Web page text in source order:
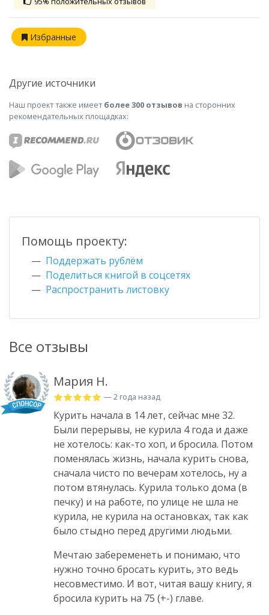
Все отзывы
Мария Н.
— 2 года назад
Курить начала в 14 лет, сейчас мне 32.
Были перерывы, не курила 4 года и даже
не хотелось: как-то хоп, и бросила. Потом
поменялась жизнь, начала курить снова,
сначала чисто по вечерам хотелось, ну а
потом втянулась. Курила только дома (в
печку) и на работе, по улице не шла не
курила, не курила на остановках, так как
было стыдно перед другими людьми.
Мечтаю забеременеть и понимаю, что
нужно точно бросать курить, это ведь
несовместимо. И вот, читая вашу книгу, я
бросила курить на 75 (+-) главе.
Избранные
Другие источники
Наш проект также имеетболее 300 отзывов на сторонних
рекомендательных площадках:
Помощь проекту:
Поддержать рублём
Поделиться книгой в соцсетях
Распространить листовку